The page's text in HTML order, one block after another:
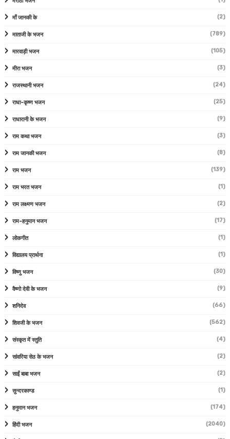
माँ जानकी के (2)
माताजी के भजन (789)
मारवाड़ी भजन (105)
मीरा भजन (3)
राजस्थानी भजन (24)
राधा-कृष्ण भजन (25)
राधारानी के भजन (9)
राम कथा भजन (3)
राम जानकी भजन (8)
राम भजन (139)
राम भरत भजन (1)
राम लक्ष्मण भजन (2)
राम-हनुमान भजन (17)
लोकगीत (1)
विद्यालय प्रार्थना (1)
विष्णु भजन (30)
वैष्णो देवी के भजन (9)
शनिदेव (66)
शिवजी के भजन (562)
संस्कृत में स्तुति (4)
सांवरिया सेठ के भजन (2)
साईं बाबा भजन (2)
सुन्दरकाण्ड (1)
हनुमान भजन (174)
हिंदी भजन (2040)